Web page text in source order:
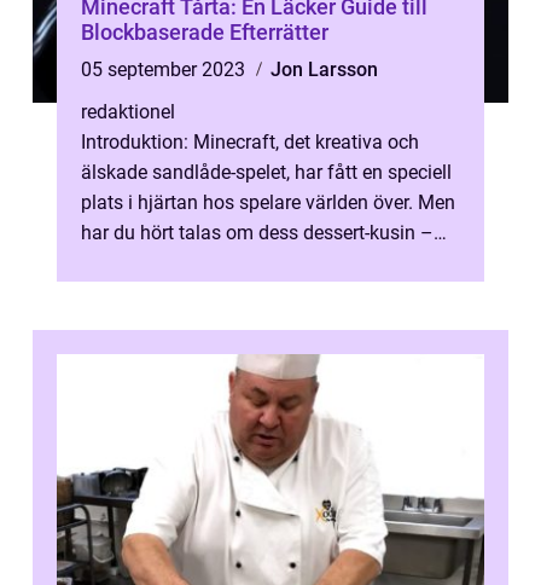
Minecraft Tårta: En Läcker Guide till
Blockbaserade Efterrätter
05 september 2023
Jon Larsson
redaktionel
Introduktion: Minecraft, det kreativa och
älskade sandlåde-spelet, har fått en speciell
plats i hjärtan hos spelare världen över. Men
har du hört talas om dess dessert-kusin –